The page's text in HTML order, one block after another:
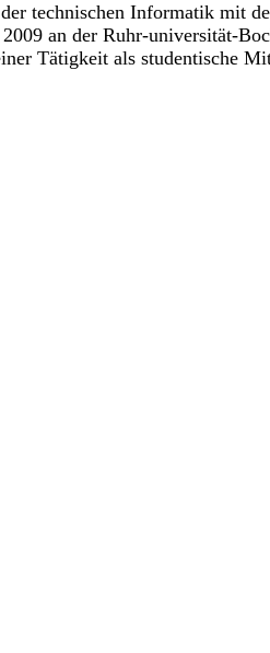
technischen Informatik mit
an der Ruhr-universität-
Tätigkeit als studentische